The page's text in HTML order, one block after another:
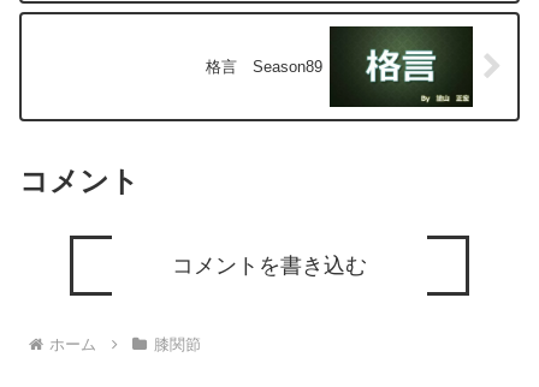
格言 Season89
コメント
コメントを書き込む
ホーム 膝関節